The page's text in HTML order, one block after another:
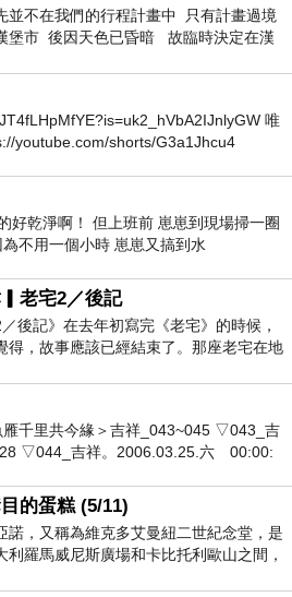
並不在我們的行程計畫中 只有計畫過境
堡市 後因天色已昏暗 故臨時決定在漢
餐和過夜
唯
youtube.com/shorts/G3a1Jhcu4
好乾淨啊！ 但上班前 崽崽到現場掃一圈
不用一個小時 崽崽又搞到水
老宅2／後記
／後記》在去年初寫完《老宅》的時候，
得，故事應該已經結束了。那座老宅在地
，七個人終於離開那片黑暗，
千里共今緣＞吉祥_043~045 ▽043_吉
▽044_吉祥。2006.03.25.六 00:00:
的蛋糕 (5/11)
諾，又稱為維克多艾曼紐二世紀念堂，是
利羅馬威尼斯廣場和卡比托利歐山之間，
統一義大利統一後的的第一位國